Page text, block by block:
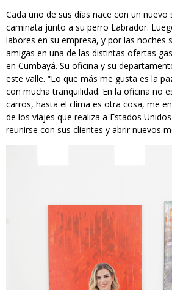
Cada uno de sus días nace con un nuevo
caminata junto a su perro Labrador.
labores en su empresa, y por las noches
amigas en una de las distintas ofertas
en Cumbayá. Su oficina y su
este valle. “Lo que más me gusta es la
con mucha tranquilidad. En la oficina no
carros, hasta el clima es otra cosa, me
de los viajes que realiza a Estados
reunirse con sus clientes y abrir nuevos